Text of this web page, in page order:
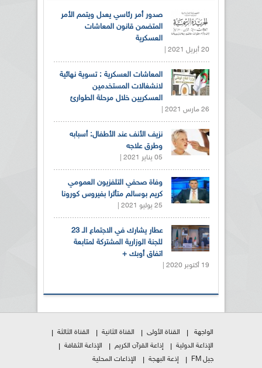
صدور أمر رئاسي يعدل ويتمم الأمر
المتضمن قانون المعاشات
العسكرية
20 أبريل 2021 |
المعاشات العسكرية : تسوية نهائية
لانشغالات المستخدمين
العسكريين خلال مرحلة الطوارئ
26 مارس 2021 |
نزيف الأنف عند الأطفال: أسبابه
وطرق علاجه
05 يناير 2021 |
وفاة صحفي التلفزيون العمومي
كريم بوسالم متأثرا بفيروس كورونا
25 يوليو 2021 |
عطار يشارك في الاجتماع الـ 23
للجنة الوزارية المشتركة لمتابعة
اتفاق أوبك +
19 أكتوبر 2020 |
الواجهة القناة الأولى القناة الثانية
القناة الثالثة
الإذاعة الدولية
إذاعة القرآن الكريم
الإذاعة الثقافة
جيل FM
إذعة البهجة الإذاعات المحلية